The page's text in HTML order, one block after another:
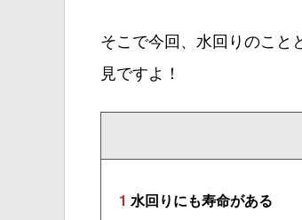
そこで今回、水回りのこと
見ですよ！
1 水回りにも寿命がある